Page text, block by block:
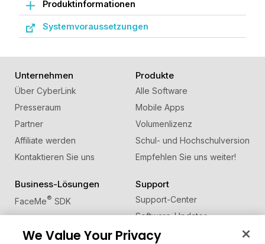
Produktinformationen
Systemvoraussetzungen
Unternehmen
Über CyberLink
Presseraum
Partner
Affiliate werden
Kontaktieren Sie uns
Produkte
Alle Software
Mobile Apps
Volumenlizenz
Schul- und Hochschulversion
Empfehlen Sie uns weiter!
Business-Lösungen
FaceMe® SDK
Support
Support-Center
Software-Updates
Lernen + Wissen
We Value Your Privacy